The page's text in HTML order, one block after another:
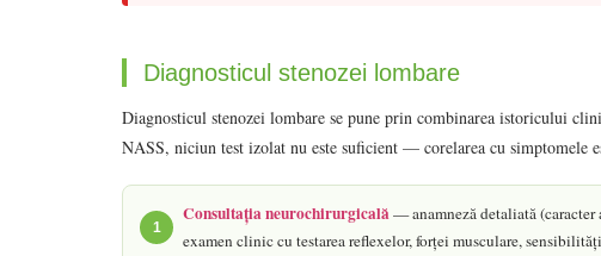
Diagnosticul stenozei lombare
Diagnosticul stenozei lombare se pune prin combinarea istoricului
NASS, niciun test izolat nu este suficient — corelarea cu simptomele
1
Consultația neurochirurgicală— anamneză detaliată (caracter
examen clinic cu testarea reflexelor, forței musculare,